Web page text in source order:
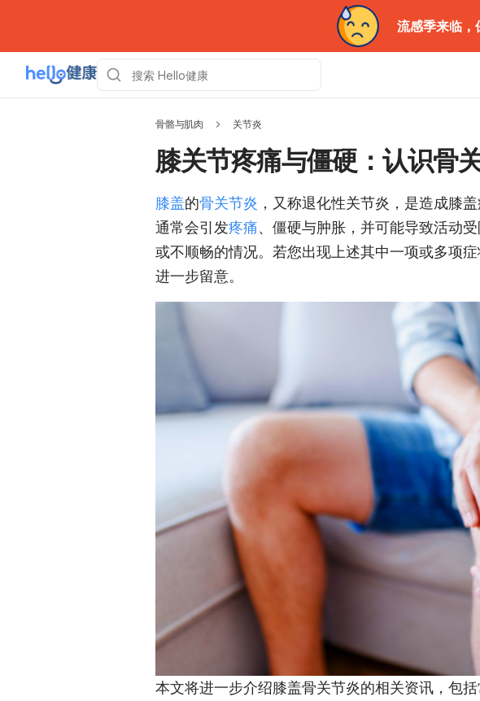
流感季来临，
骨骼与肌肉 关节炎
膝关节疼痛与僵硬：认识骨
膝盖的骨关节炎 ，又称退化性关节炎，是造成膝
通常会引发疼痛、僵硬与肿胀，并可能导致活动
或不顺畅的情况。若您出现上述其中一项或多项
进一步留意。
本文将进一步介绍膝盖骨关节炎的相关资讯，包